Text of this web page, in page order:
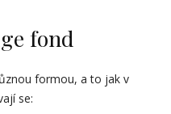
fond
formou, a to jak v
se: